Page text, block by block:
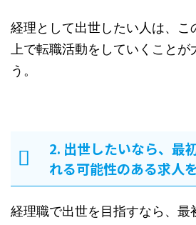
経理として出世したい人は、こ
上で転職活動をしていくことが
う。
2. 出世したいなら、最
れる可能性のある求人
経理職で出世を目指すなら、最